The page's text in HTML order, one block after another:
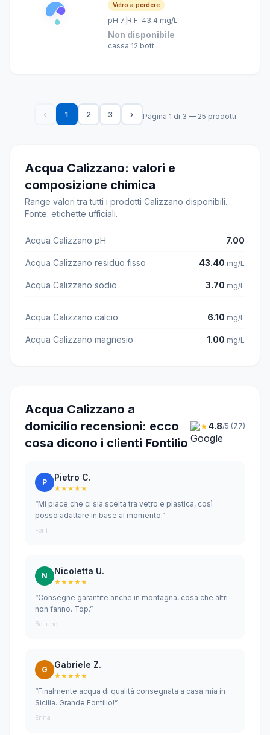
Vetro a perdere
pH 7 R.F. 43.4 mg/L
Non disponibile
cassa 12 bott.
‹ 1 2 3 › Pagina 1 di 3 — 25 prodotti
Acqua Calizzano: valori e
composizione chimica
Range valori tra tutti i prodotti Calizzano disponibili.
Fonte: etichette ufficiali.
Acqua Calizzano pH 7.00
Acqua Calizzano residuo fisso 43.40 mg/L
Acqua Calizzano sodio 3.70 mg/L
Acqua Calizzano calcio 6.10 mg/L
Acqua Calizzano magnesio 1.00 mg/L
Acqua Calizzano a
domicilio recensioni: ecco
cosa dicono i clienti Fontilio
★4.8/5 (77)
P Pietro C.
★★★★★
“Mi piace che ci sia scelta tra vetro e plastica, così
posso adattare in base al momento.”
Forlì
N Nicoletta U.
★★★★★
“Consegne garantite anche in montagna, cosa che altri
non fanno. Top.”
Belluno
G Gabriele Z.
★★★★★
“Finalmente acqua di qualità consegnata a casa mia in
Sicilia. Grande Fontilio!”
Enna